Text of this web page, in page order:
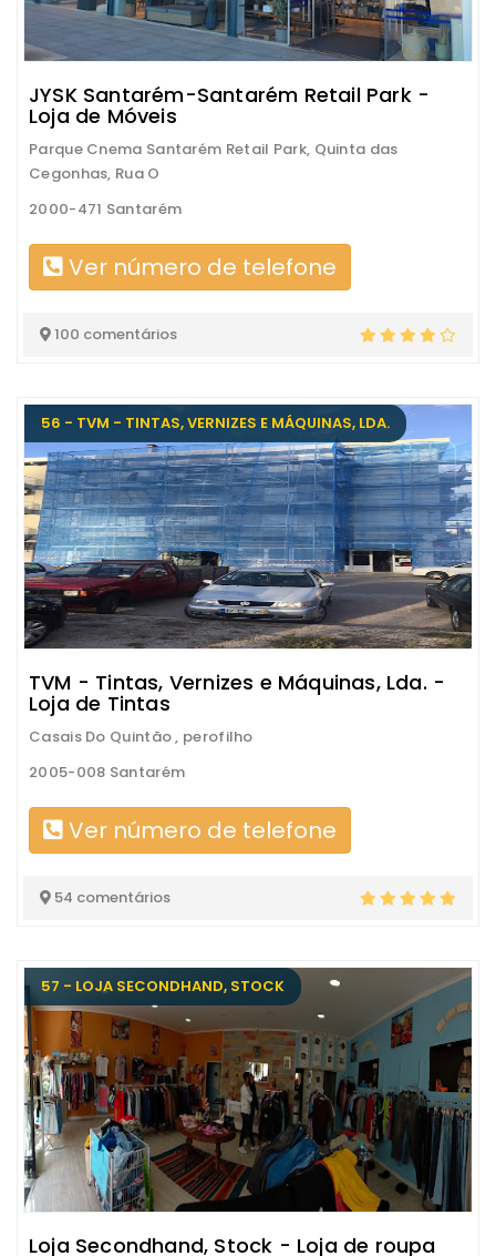
JYSK Santarém-Santarém Retail Park -
Loja de Móveis
Parque Cnema Santarém Retail Park, Quinta das
Cegonhas, Rua O
2000-471 Santarém
Ver número de telefone
100 comentários
56 - TVM - TINTAS, VERNIZES E MÁQUINAS, LDA.
TVM - Tintas, Vernizes e Máquinas, Lda. -
Loja de Tintas
Casais Do Quintão , perofilho
2005-008 Santarém
Ver número de telefone
54 comentários
57 - LOJA SECONDHAND, STOCK
Loja Secondhand, Stock - Loja de roupa